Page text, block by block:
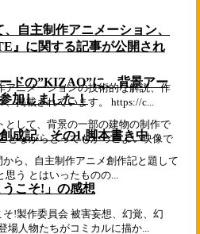
自主制作アニメーション、
』に関する記事が公開され
アニメーションの技術的な解説、作
掲載されています。 https://c...
ドの”KIZAO”に、背景アー
加しました！
として、背景の一部の建物の制作で
とながらとってもかっこよい映像で
成記 その1,脚本書き中
ら、自主制作アニメ創作記と題して
う とはいったものの...
うこそ!」の感想
!製作委員会 被害妄想、幻覚、幻
場人物たちがコミカルに描か...